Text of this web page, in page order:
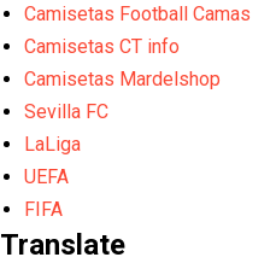
Camisetas Football Camas
Camisetas CT info
Camisetas Mardelshop
Sevilla FC
LaLiga
UEFA
FIFA
Translate